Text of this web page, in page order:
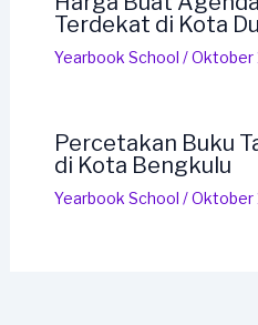
Terdekat di Kota
Yearbook School /Oktober
Percetakan Buku
di Kota Bengkulu
Yearbook School /Oktober